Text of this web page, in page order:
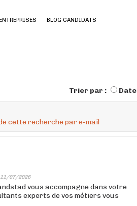
BLOG CANDIDATS
Trier par : Date
cette recherche par e-mail
11/07/2026
vous accompagne dans votre
experts de vos métiers vous